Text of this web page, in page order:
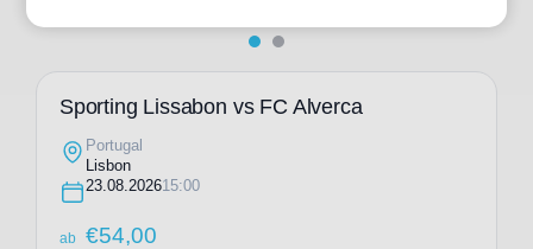
Sporting Lissabon vs FC Alverca
Portugal
Lisbon
23.08.202615:00
ab €54,00